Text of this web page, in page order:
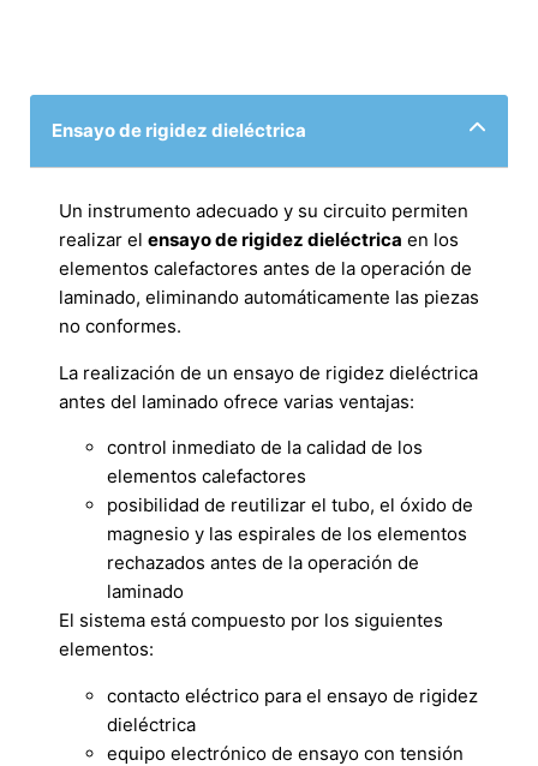
Ensayo de rigidez dieléctrica
Un instrumento adecuado y su circuito permiten
realizar el ensayo de rigidez dieléctrica en los
elementos calefactores antes de la operación de
laminado, eliminando automáticamente las piezas
no conformes.
La realización de un ensayo de rigidez dieléctrica
antes del laminado ofrece varias ventajas:
control inmediato de la calidad de los
elementos calefactores
posibilidad de reutilizar el tubo, el óxido de
magnesio y las espirales de los elementos
rechazados antes de la operación de
laminado
El sistema está compuesto por los siguientes
elementos:
contacto eléctrico para el ensayo de rigidez
dieléctrica
equipo electrónico de ensayo con tensión